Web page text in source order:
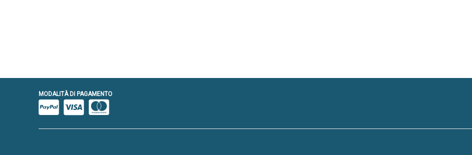
MODALITÀ DI PAGAMENTO